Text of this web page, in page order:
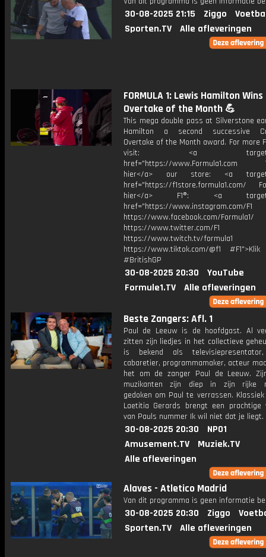
30-08-2025 21:15 Ziggo
Sporten.TV
Alle afleveringen
FORMULA 1: Lewis Hamilton
Overtake of the Month 💪
This mega double pass at Silverstone
Hamilton a second successive
Overtake of the Month award. For more
visit: <a
href="https://www.Formula1.com
hier</a> our store: <a
href="https://f1store.formula1.com/
hier</a> F1®: <a
href="https://www.instagram.com/F1
https://www.facebook.com/Formula1/
https://www.twitter.com/F1
https://www.twitch.tv/formula1
https://www.tiktok.com/@f1
#BritishGP
30-08-2025 20:30
YouTube
Formule1.TV
Alle afleveringen
Beste Zangers: Afl. 1
Paul de Leeuw is de hoofdgast. Al
zitten zijn liedjes in het collectieve
is bekend als
cabaretier, programmamaker, acteur
het om de zanger Paul de Leeuw.
muzikanten zijn diep in zijn rijke
gedoken om Paul te verrassen.
Laetitia Gerards brengt een prachtige
van Pauls nummer Ik wil niet dat je liegt.
30-08-2025 20:30
NPO1
Amusement.TV
Muziek.TV
Alle afleveringen
Alaves - Atletico Madrid
Van dit programma is geen informatie
30-08-2025 20:30 Ziggo
Sporten.TV
Alle afleveringen